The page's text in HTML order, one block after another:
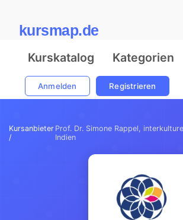
kursmap.de
Kurskatalog Kategorien
Anmelden Registrieren
Kursanbieter
/
Prof. Dr. Simone Rappel,
Indien